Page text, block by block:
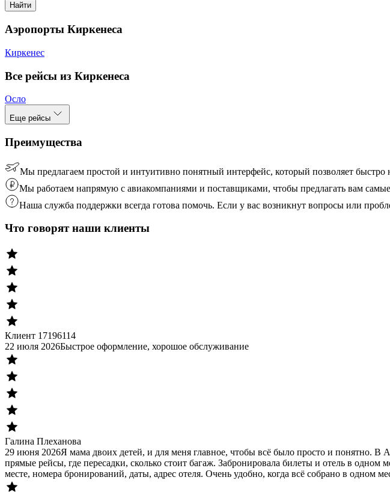
Найти
Аэропорты Киркенеса
Киркенес
Все рейсы из Киркенеса
Осло
Еще рейсы
Преимущества
Мы предлагаем простой и интуитивно понятный интерфейс, который позволяет
Мы работаем напрямую с авиакомпаниями и поставщиками, чтобы предлагать вам
Наша служба поддержки всегда готова помочь. Если у вас возникнут вопросы или
Что говорят наши клиенты
Клиент 17196114
22 июля 2026Быстрое оформление, хорошое обслуживание
Галина Плеханова
29 июня 2026Я мама двоих детей, и для меня главное, чтобы всё было просто и понятно.
прямые рейсы, где пересадки, сколько стоит багаж. Забронировала билеты и отель в
месте, номера бронирований, даты, адрес отеля. Очень удобно, когда всё собрано в одном